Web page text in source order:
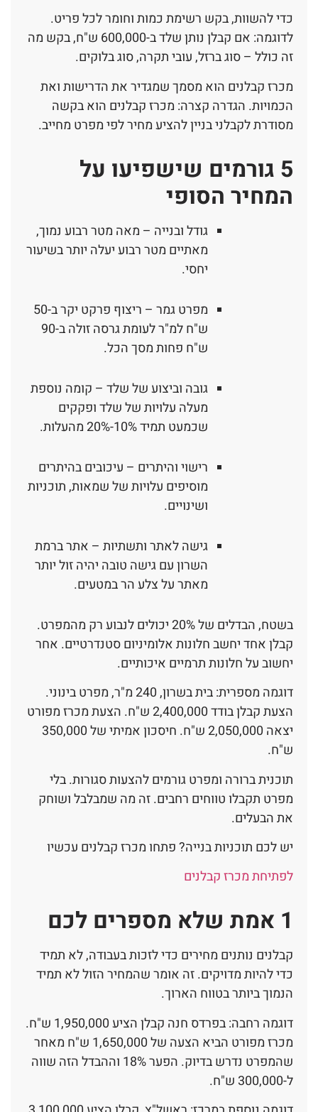
כדי להשוות, בקש רשימת כמות וחומר לכל פריט.
לדוגמה: אם קבלן נותן שלד ב-600,000 ש"ח, בקש מה
זה כולל – סוג ברזל, עובי תקרה, סוג בלוקים.
מכרז קבלנים הוא מסמך שמגדיר את הדרישות ואת
הכמויות. הגדרה קצרה: מכרז קבלנים הוא בקשה
מסודרת לקבלני בניין להציע מחיר לפי מפרט מחייב.
5 גורמים שישפיעו על
המחיר הסופי
גודל ובנייה – מאה מטר רבוע נמוך,
מאתיים מטר רבוע יעלה יותר בשיעור
יחסי.
מפרט גמר – ריצוף פרקט יקר ב-50
ש"ח למ"ר לעומת גרסה זולה ב-90
ש"ח פחות מסך הכל.
גובה וביצוע של שלד – קומה נוספת
מעלה עלויות של שלד ופקקים
שכמעט תמיד 10%-20% מהעלות.
רישוי והיתרים – עיכובים בהיתרים
מוסיפים עלויות של שמאות, תוכניות
ושינויים.
גישה לאתר ותשתיות – אתר ברמת
השרון עם גישה טובה יהיה זול יותר
מאתר על צלע הר במטעים.
בשטח, הבדלים של 20% יכולים לנבוע רק מהמפרט.
קבלן אחד יחשב חלונות אלומיניום סטנדרטיים. אחר
יחשוב על חלונות תרמיים איכותיים.
דוגמה מספרית: בית בשרון, 240 מ"ר, מפרט בינוני.
הצעת קבלן בודד 2,400,000 ש"ח. הצעת מכרז מפורט
יצאה 2,050,000 ש"ח. חיסכון אמיתי של 350,000
ש"ח.
תוכנית ברורה ומפרט גורמים להצעות סגורות. בלי
מפרט תקבלו טווחים רחבים. זה מה שמבלבל ושוחק
את הבעלים.
יש לכם תוכניות בנייה? פתחו מכרז קבלנים עכשיו
לפתיחת מכרז קבלנים
1 אמת שלא מספרים לכם
קבלנים נותנים מחירים כדי לזכות בעבודה, לא תמיד
כדי להיות מדויקים. זה אומר שהמחיר הזול לא תמיד
הנמוך ביותר בטווח הארוך.
דוגמה רחבה: בפרדס חנה קבלן הציע 1,950,000 ש"ח.
מכרז מפורט הביא הצעה של 1,650,000 ש"ח מאחר
שהמפרט נדרש בדיוק. הפער 18% וההבדל הזה שווה
ל-300,000 ש"ח.